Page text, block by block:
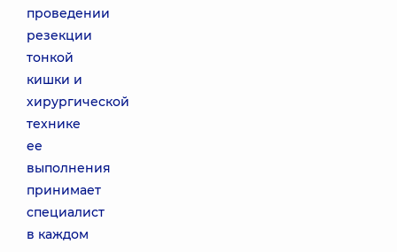
проведении
резекции
тонкой
кишки и
хирургической
технике
ее
выполнения
принимает
специалист
в каждом